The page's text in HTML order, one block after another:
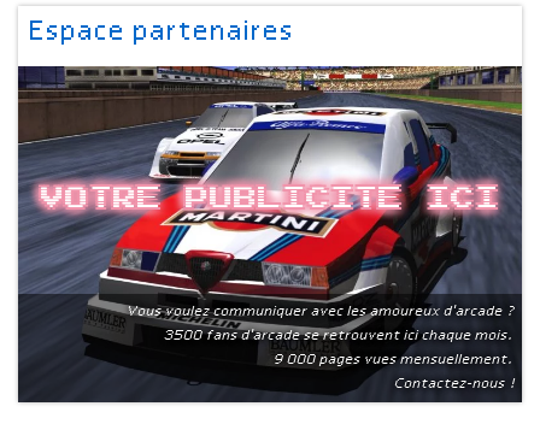
Espace partenaires
Votre publicite ici
Vous voulez communiquer avec les amoureux d'arcade ?
3500 fans d'arcade se retrouvent ici chaque mois.
9 000 pages vues mensuellement.
Contactez-nous !